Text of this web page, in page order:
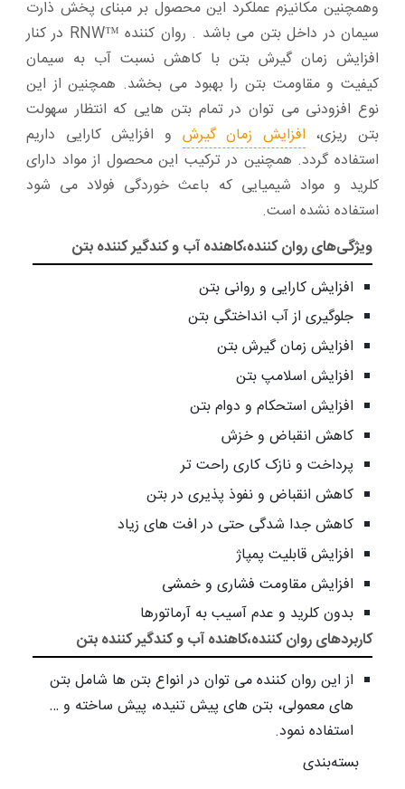
وهمچنین مکانیزم عملکرد این محصول بر مبنای پخش ذارت
سیمان در داخل بتن می باشد . روان کننده ™RNW در کنار
افزایش زمان گیرش بتن با کاهش نسبت آب به سیمان
کیفیت و مقاومت بتن را بهبود می بخشد. همچنین از این
نوع افزودنی می توان در تمام بتن هایی که انتظار سهولت
بتن ریزی، افزایش زمان گیرش و افزایش کارایی داریم
استفاده گردد. همچنین در ترکیب این محصول از مواد دارای
کلرید و مواد شیمیایی که باعث خوردگی فولاد می شود
استفاده نشده است.
ویژگی‌های روان کننده،کاهنده آب و کندگیر کننده بتن
افزایش کارایی و روانی بتن
جلوگیری از آب انداختگی بتن
افزایش زمان گیرش بتن
افزایش اسلامپ بتن
افزایش استحکام و دوام بتن
کاهش انقباض و خزش
پرداخت و نازک کاری راحت تر
کاهش انقباض و نفوذ پذیری در بتن
کاهش جدا شدگی حتی در افت های زیاد
افزایش قابلیت پمپاژ
افزایش مقاومت فشاری و خمشی
بدون کلرید و عدم آسیب به آرماتورها
کاربردهای روان کننده،کاهنده آب و کندگیر کننده بتن
از این روان کننده می توان در انواع بتن ها شامل بتن
های معمولی، بتن های پیش تنیده، پیش ساخته و …
استفاده نمود.
بسته‌بندی